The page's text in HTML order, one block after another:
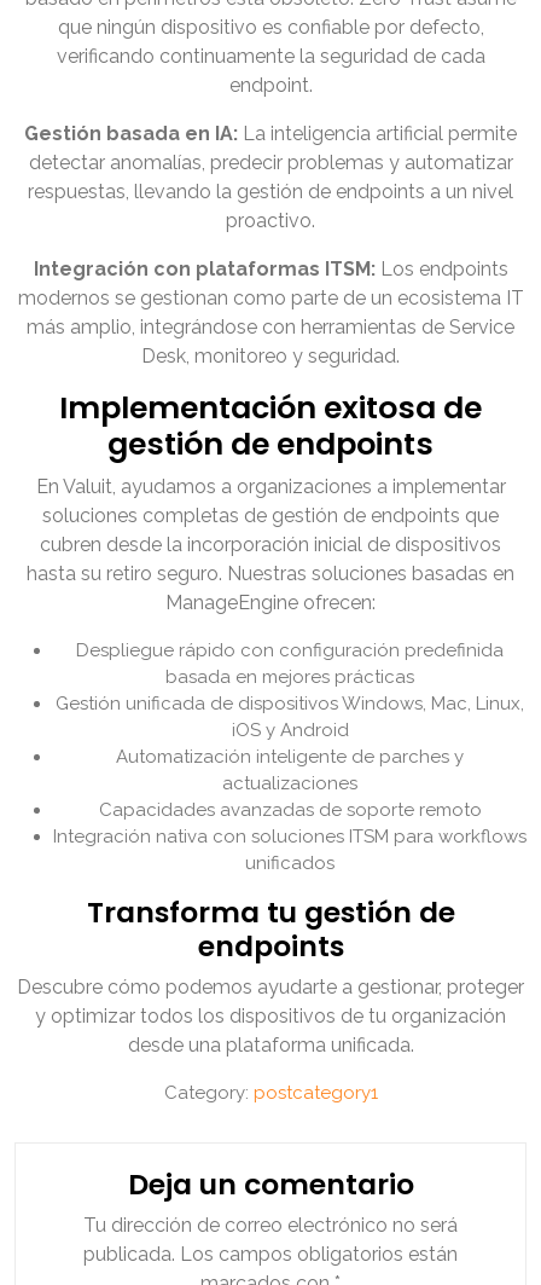
que ningún dispositivo es confiable por defecto,
verificando continuamente la seguridad de cada
endpoint.
Gestión basada en IA: La inteligencia artificial permite
detectar anomalías, predecir problemas y automatizar
respuestas, llevando la gestión de endpoints a un nivel
proactivo.
Integración con plataformas ITSM:Los endpoints
modernos se gestionan como parte de un ecosistema IT
más amplio, integrándose con herramientas de Service
Desk, monitoreo y seguridad.
Implementación exitosa de
gestión de endpoints
En Valuit, ayudamos a organizaciones a implementar
soluciones completas de gestión de endpoints que
cubren desde la incorporación inicial de dispositivos
hasta su retiro seguro. Nuestras soluciones basadas en
ManageEngine ofrecen:
Despliegue rápido con configuración predefinida
basada en mejores prácticas
Gestión unificada de dispositivos Windows, Mac, Linux,
iOS y Android
Automatización inteligente de parches y
actualizaciones
Capacidades avanzadas de soporte remoto
Integración nativa con soluciones ITSM para workflows
unificados
Transforma tu gestión de
endpoints
Descubre cómo podemos ayudarte a gestionar, proteger
y optimizar todos los dispositivos de tu organización
desde una plataforma unificada.
Category: postcategory1
Deja un comentario
Tu dirección de correo electrónico no será
publicada. Los campos obligatorios están